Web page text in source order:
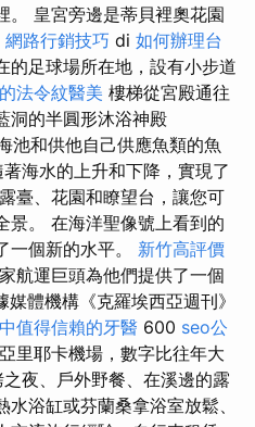
。 皇宮旁邊是蒂貝裡奧花園
網路行銷技巧 di 如何辦理台
足球場所在地，設有小步道
法令紋醫美 樓梯從宮殿通往
洞的半圓形沐浴神殿
池和供他自己供應魚類的魚
海水的上升和下降，實現了
臺、花園和瞭望台，讓您可
景。 在海洋聖像號上看到的
一個新的水平。 新竹高評價
航運巨頭為他們提供了一個
媒體機構《克羅埃西亞週刊》
值得信賴的牙醫 600 seo公
里耶卡機場，數字比往年大
之夜、戶外野餐、在溪邊的露
浴缸或芬蘭桑拿浴室放鬆、